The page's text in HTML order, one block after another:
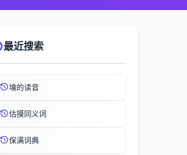
最近搜索
埨的读音
估摸同义词
保满词典